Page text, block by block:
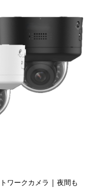
ワークカメラ | 夜間も